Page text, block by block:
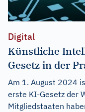
Digital
Künstliche
Gesetz in der
Am 1. August 2024
erste KI-Gesetz der
Mitgliedstaaten